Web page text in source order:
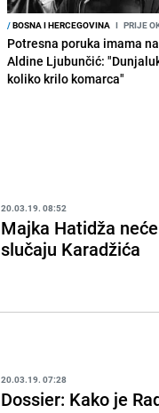
/BOSNA I HERCEGOVINA I PRIJE
Potresna poruka imama
Aldine Ljubunčić:
koliko krilo komarca"
20.03.19. 08:52
Majka Hatidža
slučaju Karadžića
20.03.19. 07:28
Dossier: Kako je